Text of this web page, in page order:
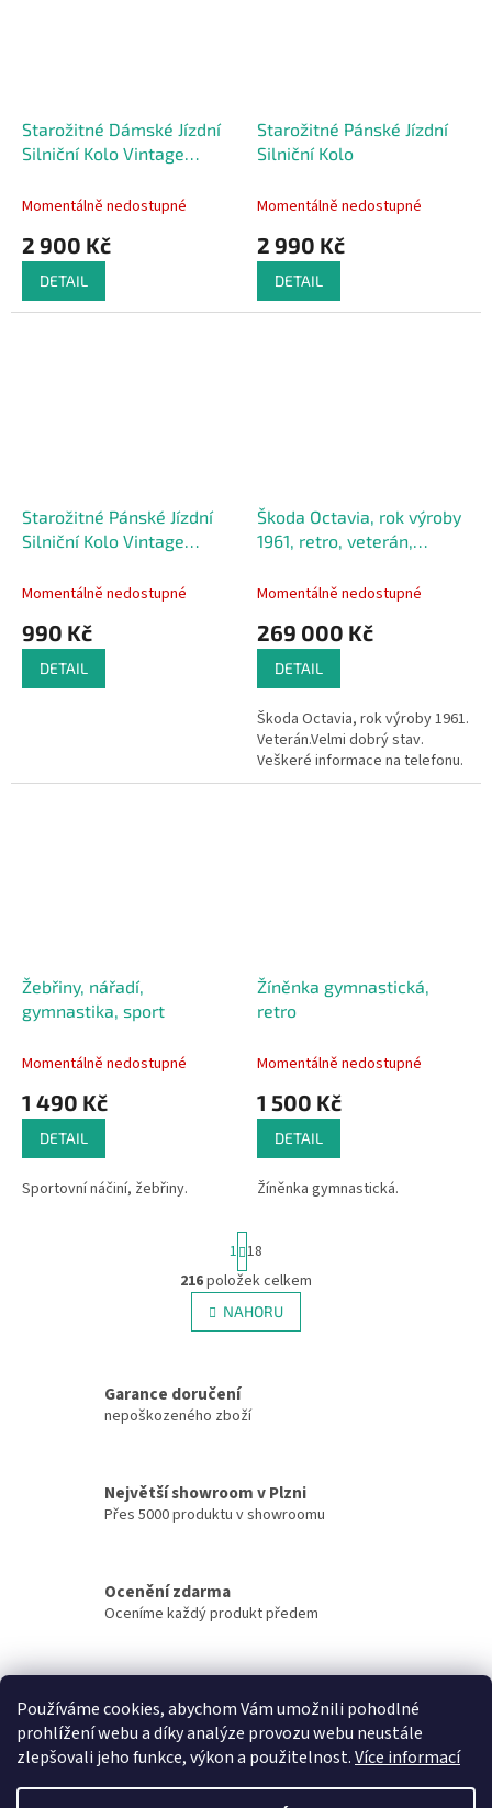
Používáme cookies, abychom Vám umožnili pohodlné
prohlížení webu a díky analýze provozu webu neustále
zlepšovali jeho funkce, výkon a použitelnost.Více informací
Starožitné Dámské Jízdní
Silniční Kolo Vintage
Momentálně nedostupné
2 900 Kč
DETAIL
Starožitné Pánské Jízdní
Silniční Kolo
Momentálně nedostupné
2 990 Kč
DETAIL
Starožitné Pánské Jízdní
Silniční Kolo Vintage
Momentálně nedostupné
990 Kč
DETAIL
Škoda Octavia, rok výroby
1961, retro, veterán,
Momentálně nedostupné
269 000 Kč
DETAIL
Škoda Octavia, rok výroby 1961.
Veterán.Velmi dobrý stav.
Veškeré informace na telefonu.
Žebřiny, nářadí,
gymnastika, sport
Momentálně nedostupné
1 490 Kč
DETAIL
Sportovní náčiní, žebřiny.
Žíněnka gymnastická,
retro
Momentálně nedostupné
1 500 Kč
DETAIL
Žíněnka gymnastická.
O
v
l
c
v
k
p
i
u
t
r
á
n
k
n
í
1 18
216položek celkem
NAHORU
Garance doručení
nepoškozeného zboží
Největší showroom v Plzni
Přes 5000 produktu v showroomu
Ocenění zdarma
Oceníme každý produkt předem
Poradíme Vám s nákupem